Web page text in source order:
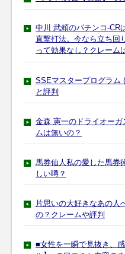
中川 武頼のパチンコ-CR
直撃打法。今なら立ち回
って効果なし？クレーム
SSEマスタープログラ
と評判
金森 憲一のドライオー
ムは無いの？
馬券仙人私の愛した馬
しい噂？
片思いの大好きなあの人
の？クレームや評判
■女性を一瞬で見抜き、